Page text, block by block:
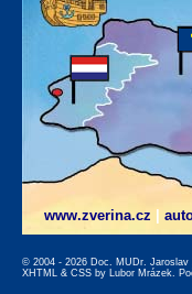
www.zverina.cz
© 2004 - 2026 Doc. MUDr. Jaroslav
XHTML & CSS by Lubor Mrázek.